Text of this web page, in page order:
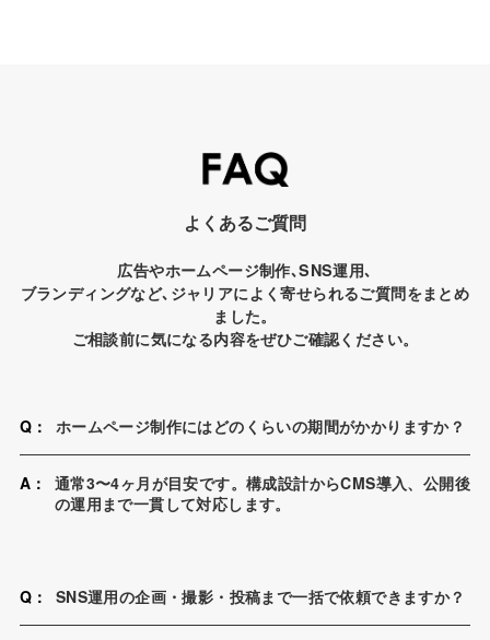
よくあるご質問
広告やホームページ制作､SNS運用､
ブランディングなど､ジャリアによく寄せられるご質問をまとめ
ました。
ご相談前に気になる内容をぜひご確認ください。
Q： ホームページ制作にはどのくらいの期間がかかりますか？
A：
通常3〜4ヶ月が目安です。構成設計からCMS導入、公開後
の運用まで一貫して対応します。
Q： SNS運用の企画・撮影・投稿まで一括で依頼できますか？